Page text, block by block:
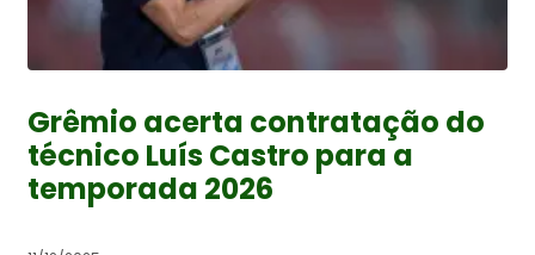
Grêmio acerta contratação do
técnico Luís Castro para a
temporada 2026